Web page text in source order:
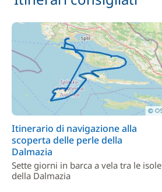
Itinerario di navigazione alla
scoperta delle perle della
Dalmazia
Sette giorni in barca a vela tra le isole
della Dalmazia